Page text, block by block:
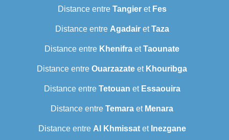
Distance entre Tangieret Fes
Distance entre AgadairetTaza
Distance entre Khenifra etTaounate
Distance entre Ouarzazate et Khouribga
Distance entre Tetouan et Essaouira
Distance entre Temara et Menara
Distance entre Al Khmissatet Inezgane